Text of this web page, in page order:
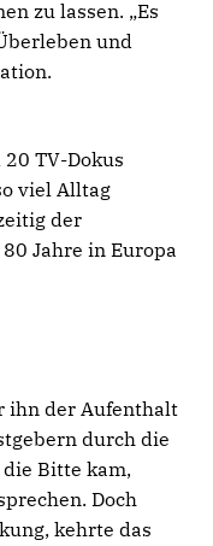
zu lassen. „Es
und
TV-Dokus
viel Alltag
der
Jahre in Europa
ihn der Aufenthalt
durch die
Bitte kam,
Doch
kehrte das